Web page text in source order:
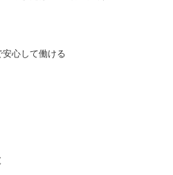
安心して働ける